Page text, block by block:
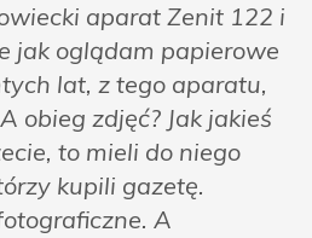
aparat Zenit 122 i
jak oglądam papierowe
lat, z tego aparatu,
obieg zdjęć? Jak jakieś
to mieli do niego
kupili gazetę.
A